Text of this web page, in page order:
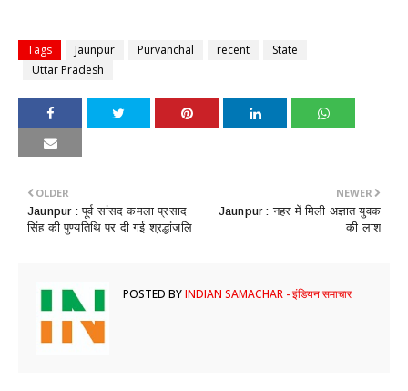
Tags Jaunpur Purvanchal recent
State
Uttar Pradesh
NEWER
Jaunpur : ​नहर में मिली अज्ञात युवक
की लाश
OLDER
Jaunpur : ​पूर्व सांसद कमला प्रसाद
सिंह की पुण्यतिथि पर दी गई श्रद्धांजलि
POSTED BYINDIAN SAMACHAR - इंडियन समाचार